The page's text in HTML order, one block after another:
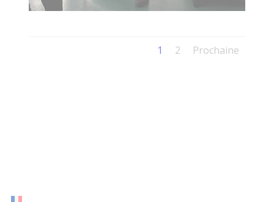
1 2 Prochaine